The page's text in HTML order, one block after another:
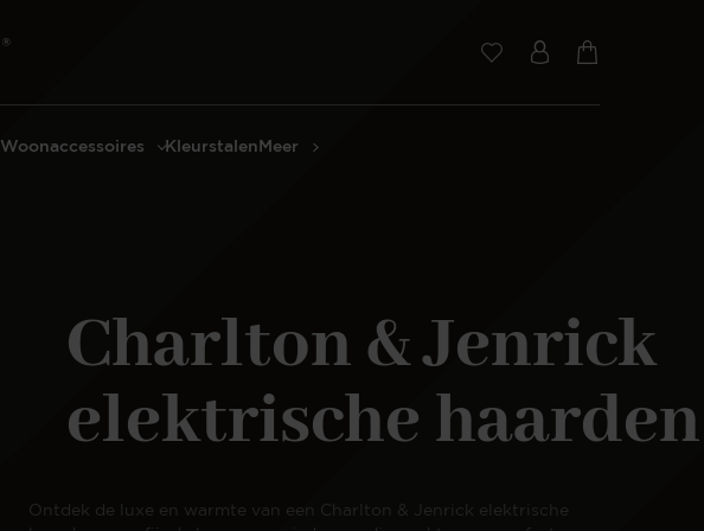
Woonaccessoires
Geurkaarsen
Lampen
KleurstalenMeer
Charlton & Jenrick
elektrische haarden
Ontdek de luxe en warmte van een Charlton & Jenrick elektrische